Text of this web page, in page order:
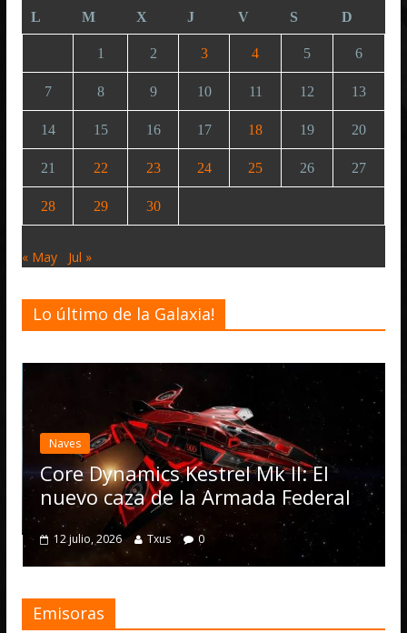
L
M X J V S D
1 2 3 4 5 6
7 8 9 10 11 12 13
14 15 16 17 18 19 20
21 22 23 24 25 26 27
28 29 30
« May Jul »
Lo último de la Galaxia!
Dynamics Kestrel Mk II: El
caza de la Armada Federal
julio, 2026 Txus 0
Emisoras